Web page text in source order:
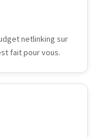
netlinking sur
fait pour vous.